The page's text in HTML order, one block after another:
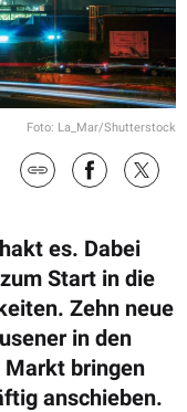
Foto: La_Mar/Shutterstock
es. Dabei
Start in die
Zehn neue
in den
Markt bringen
anschieben.